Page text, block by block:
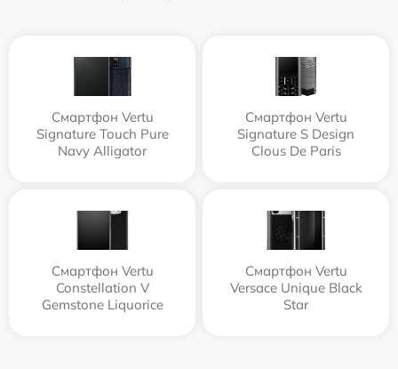
Смартфон Vertu
Signature Touch Pure
Navy Alligator
Смартфон Vertu
Signature S Design
Clous De Paris
Смартфон Vertu
Constellation V
Gemstone Liquorice
Смартфон Vertu
Versace Unique Black
Star